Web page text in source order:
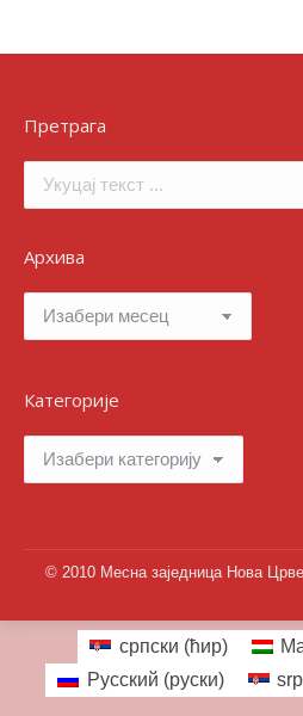
Претрага
Архива
Категорије
© 2010 Месна заједница Нова
српски (ћир)
Русский (руски)